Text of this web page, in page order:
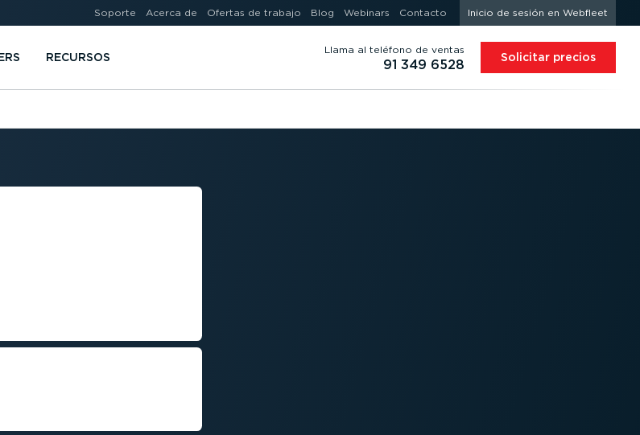
Soporte Acerca de Ofertas de trabajo Blog Webinars Contacto Inicio de sesión en Webfleet
RECURSOS
Llama al teléfono de ventas
91 349 6528 Solicitar precios